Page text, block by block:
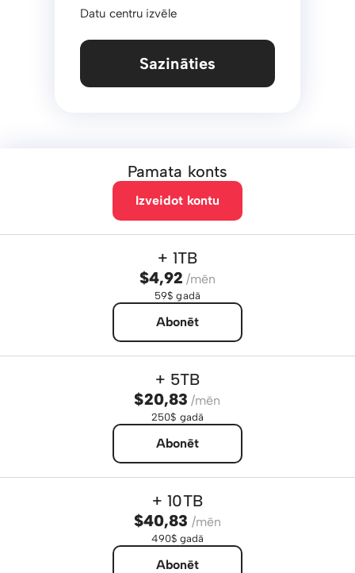
Datu centru izvēle
Sazināties
Pamata konts
Izveidot kontu
+ 1TB
$4,92 /mēn
59$ gadā
Abonēt
+ 5TB
$20,83 /mēn
250$ gadā
Abonēt
+ 10TB
$40,83 /mēn
490$ gadā
Abonēt